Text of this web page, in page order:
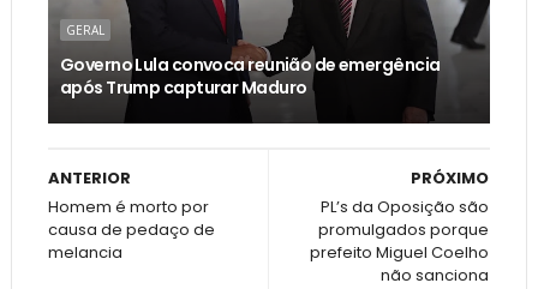
GERAL
Governo Lula convoca reunião de emergência
após Trump capturar Maduro
PRÓXIMO
PL’s da Oposição são
promulgados porque
prefeito Miguel Coelho
não sanciona
ANTERIOR
Homem é morto por
causa de pedaço de
melancia